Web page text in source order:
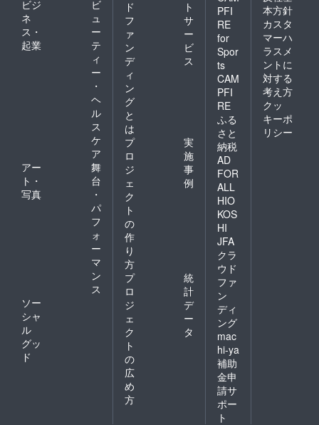
ビジ
ネ
ス・
起業
ビ
ュ
ー
テ
ィ
ー
・
ヘ
ル
ス
ケ
ア
アー
ト・
写真
舞
台
・
パ
フ
ォ
ー
マ
ン
ス
ソー
シャ
ル
グッ
ド
ド
フ
ァ
ン
デ
ィ
ン
グ
と
は
ト
サ
ー
ビ
ス
プ
ロ
ジ
ェ
ク
ト
の
作
り
方
実
施
事
例
プ
ロ
ジ
ェ
ク
ト
の
広
め
方
統
計
デ
ー
タ
PFI
RE
for
Spor
ts
CAM
PFI
RE
ふる
さと
納税
AD
FOR
ALL
HIO
KOS
HI
JFA
クラ
ウド
ファ
ン
ディ
ング
mac
hi-ya
補助
金申
請サ
ポー
ト
本方針
カスタ
マーハ
ラスメ
ントに
対する
考え方
クッ
キーポ
リシー